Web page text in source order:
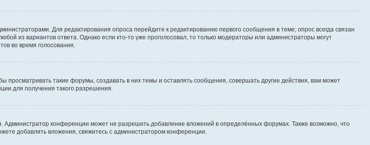
Для редактирования опроса перейдите к редактированию первого сообщения в теме; опрос всегда связан
из вариантов ответа. Однако если кто-то уже проголосовал, то только модераторы или администраторы могут
во время голосования.
такие форумы, создавать в них темы и оставлять сообщения, совершать другие действия, вам может
для получения такого разрешения.
конференции может не разрешить добавление вложений в определённых форумах. Также возможно, что
добавлять вложения, свяжитесь с администратором конференции.